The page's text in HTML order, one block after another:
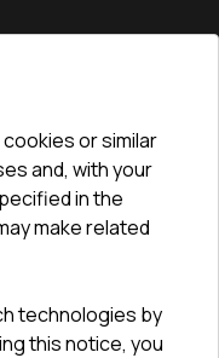
or similar
and, with your
in the
make related
technologies by
this notice, you